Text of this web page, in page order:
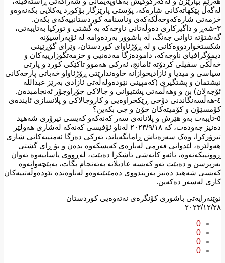
لەگەڵ پێکهاتەکانی شارەکە، پۆستی پارێزگار بۆکورد یەکلایی بکەنەوەو
خزمەتی شارەکەوخەڵکەکەی وناسنامە کوردستانییەکەی بکەن.
٣-شەڕ و داگیرکاری دەوڵەتانی ناوچەکە بە گشتی و تورکیا بەتایبەتی،
گەشتۆتە تاوانی جەنگ، لە باشوور بەردەوامە لە ئۆپەراسیۆنە
شکستخواردووەکانی و لە ڕۆژئاوای کوردستان، وێرای گۆڕێینی
دیمۆگرافیای ناوچەکە، دامودەزگا مەدەنیی و خزمەتگوزارییەکان و
خەڵکی سڤیلی کردۆتە ئامانج، ئەرکی هەموو تاکێکی کورد و پارتی
سیاسی و میدیا و ئازادیخوازانە خاوەندارێتی ڕۆژئاواو خەباتی پارچەکانی
نیشتمان و پشتگیری (كەمپینی نێودەولەڵەتی ئازادی بەرێز عبداللە
ئۆجەلان) بن و وهەڵمەتی پشتیوانی و چالاکی جۆراوجۆر ئەنجامبدەن.
٤-هەڵسەنگاندنی دۆخی ڕێکخراوەیی و کاروچالاکی و پلانسازی ئایندەی
کۆمسێۆن و کۆمیتەکان چۆن و چی بکەین؟
٥-تایبەت بەو هێرش و پلانانەی سەر کەنەکەو کەیسی تیرۆری شەهید
دەنیز جەودەت، کە ٢٠٢٣/٩/١٨ لەناو ئۆفیسی کەنەکە لەشاری هەولێر
تیرۆرکرا، وەک سەرەتاش ڕامانگەیاند، ئەرکی دەزگا ئەمنییەکانی شاری
هەولێرە، لێدوانی فەرمی لەبارەی کەیسکەوە بدەن و بۆ ڕای گشتی
ڕوونیبکەنەوە، تائەو کاتەشی ئاشکرا دەبێت، لەڕووی یاساییەوە ئەوان
بەرپرسن و دەبێت ئەو کەیسە عادیلانە بەئەنجام بگات، بەپێچەوانەوە
کەیسی شەهید دەنیز بەزیندووی دەمێنێتەوەو لەناوەندە نێودەوڵەتییەکان
کاری لەسەر دەکەین.
نوێنەرایەتی باشوری کۆنگرەی نەتەوەیی کوردستان
٢٠٢٣/١٢/٢٨
0
0
0
0